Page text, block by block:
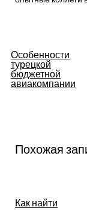
Навигация
по
Особенности
турецкой
бюджетной
авиакомпании
Похожая
Как найти